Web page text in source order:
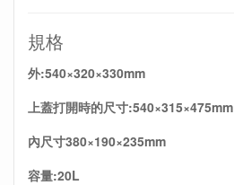
規格
外:540×320×330mm
上蓋打開時的尺寸:540×315×475mm
內尺寸380×190×235mm
容量:20L